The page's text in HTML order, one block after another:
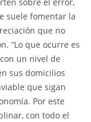
suele fomentar la
que no
“Lo que ocurre es
un nivel de
sus domicilios
que sigan
Por este
con todo el